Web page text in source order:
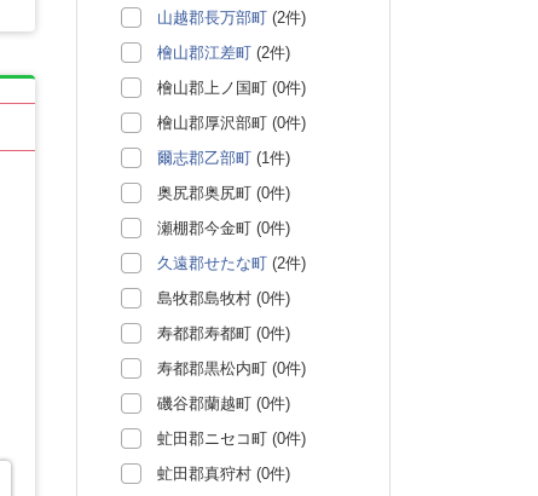
山越郡長万部町 (2件)
檜山郡江差町 (2件)
檜山郡上ノ国町 (0件)
檜山郡厚沢部町 (0件)
爾志郡乙部町 (1件)
奥尻郡奥尻町 (0件)
瀬棚郡今金町 (0件)
久遠郡せたな町 (2件)
島牧郡島牧村 (0件)
寿都郡寿都町 (0件)
寿都郡黒松内町 (0件)
磯谷郡蘭越町 (0件)
虻田郡ニセコ町 (0件)
虻田郡真狩村 (0件)